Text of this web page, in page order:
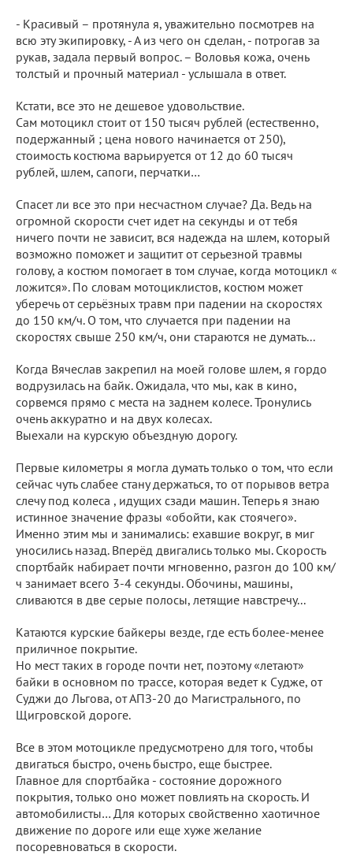
- Красивый – протянула я, уважительно посмотрев на
всю эту экипировку, - А из чего он сделан, - потрогав за
рукав, задала первый вопрос. – Воловья кожа, очень
толстый и прочный материал - услышала в ответ.
Кстати, все это не дешевое удовольствие.
Сам мотоцикл стоит от 150 тысяч рублей (естественно,
подержанный ; цена нового начинается от 250),
стоимость костюма варьируется от 12 до 60 тысяч
рублей, шлем, сапоги, перчатки…
Спасет ли все это при несчастном случае? Да. Ведь на
огромной скорости счет идет на секунды и от тебя
ничего почти не зависит, вся надежда на шлем, который
возможно поможет и защитит от серьезной травмы
голову, а костюм помогает в том случае, когда мотоцикл «
ложится». По словам мотоциклистов, костюм может
уберечь от серьёзных травм при падении на скоростях
до 150 км/ч. О том, что случается при падении на
скоростях свыше 250 км/ч, они стараются не думать...
Когда Вячеслав закрепил на моей голове шлем, я гордо
водрузилась на байк. Ожидала, что мы, как в кино,
сорвемся прямо с места на заднем колесе. Тронулись
очень аккуратно и на двух колесах.
Выехали на курскую объездную дорогу.
Первые километры я могла думать только о том, что если
сейчас чуть слабее стану держаться, то от порывов ветра
слечу под колеса , идущих сзади машин. Теперь я знаю
истинное значение фразы «обойти, как стоячего».
Именно этим мы и занимались: ехавшие вокруг, в миг
уносились назад. Вперёд двигались только мы. Скорость
спортбайк набирает почти мгновенно, разгон до 100 км/
ч занимает всего 3-4 секунды. Обочины, машины,
сливаются в две серые полосы, летящие навстречу...
Катаются курские байкеры везде, где есть более-менее
приличное покрытие.
Но мест таких в городе почти нет, поэтому «летают»
байки в основном по трассе, которая ведет к Судже, от
Суджи до Льгова, от АПЗ-20 до Магистрального, по
Щигровской дороге.
Все в этом мотоцикле предусмотрено для того, чтобы
двигаться быстро, очень быстро, еще быстрее.
Главное для спортбайка - состояние дорожного
покрытия, только оно может повлиять на скорость. И
автомобилисты… Для которых свойственно хаотичное
движение по дороге или еще хуже желание
посоревноваться в скорости.